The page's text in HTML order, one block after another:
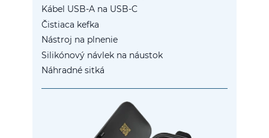
Kábel USB-A na USB-C
Čistiaca kefka
Nástroj na plnenie
Silikónový návlek na náustok
Náhradné sitká